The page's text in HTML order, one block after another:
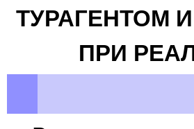
ТУРАГЕНТОМ
ПРИ